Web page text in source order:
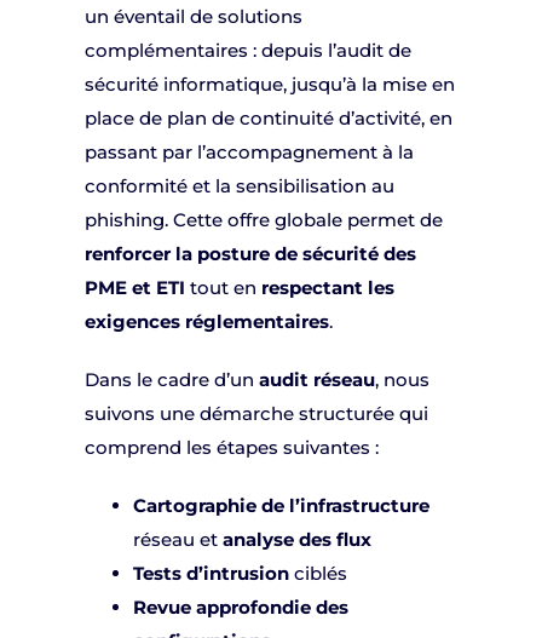
un éventail de solutions
complémentaires : depuis l’audit de
sécurité informatique, jusqu’à la mise en
place de plan de continuité d’activité, en
passant par l’accompagnement à la
conformité et la sensibilisation au
phishing. Cette offre globale permet de
renforcer la posture de sécurité des
PME et ETI tout en respectant les
exigences réglementaires.
Dans le cadre d’un audit réseau, nous
suivons une démarche structurée qui
comprend les étapes suivantes :
Cartographie de l’infrastructure
réseau et analyse des flux
Tests d’intrusionciblés
Revue approfondie des